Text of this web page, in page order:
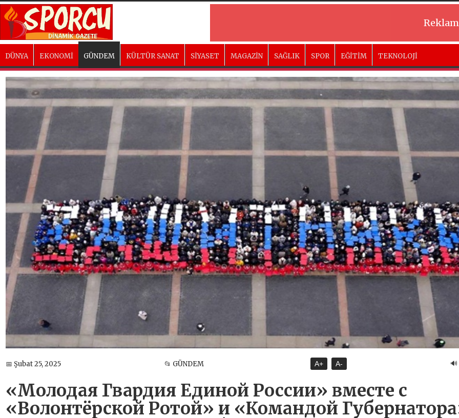
DÜNYA EKONOMİ GÜNDEM KÜLTÜR SANAT SİYASET MAGAZİN SAĞLIK SPOR EĞİTİM TEKNOLOJİ
📅 Şubat 25, 2025 📂 GÜNDEM A+ A- 🔊
«Молодая Гвардия Единой России» вместе с
«Волонтёрской Ротой» и «Командой